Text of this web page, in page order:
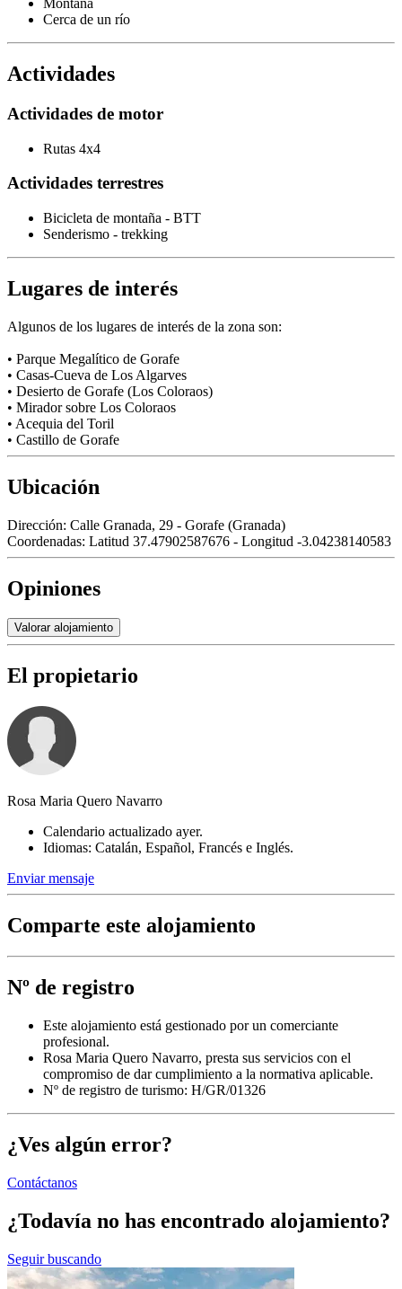
Montaña
Cerca de un río
Actividades
Actividades de motor
Rutas 4x4
Actividades terrestres
Bicicleta de montaña - BTT
Senderismo - trekking
Lugares de interés
Algunos de los lugares de interés de la zona son:
• Parque Megalítico de Gorafe
• Casas-Cueva de Los Algarves
• Desierto de Gorafe (Los Coloraos)
• Mirador sobre Los Coloraos
• Acequia del Toril
• Castillo de Gorafe
Ubicación
Dirección: Calle Granada, 29 - Gorafe (Granada)
Coordenadas: Latitud 37.47902587676 - Longitud -3.04238140583
Opiniones
Valorar alojamiento
El propietario
Rosa Maria Quero Navarro
Calendario actualizado ayer.
Idiomas: Catalán, Español, Francés e Inglés.
Enviar mensaje
Comparte este alojamiento
Nº de registro
Este alojamiento está gestionado por un comerciante
profesional.
Rosa Maria Quero Navarro, presta sus servicios con el
compromiso de dar cumplimiento a la normativa aplicable.
Nº de registro de turismo: H/GR/01326
¿Ves algún error?
Contáctanos
¿Todavía no has encontrado alojamiento?
Seguir buscando